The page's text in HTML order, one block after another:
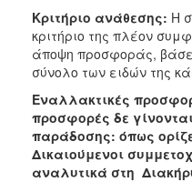
Κριτήριο ανάθεσης: Η
κριτήριο της πλέον
άποψη προσφοράς,
σύνολο των ειδών της
Εναλλακτικές
προσφορές δε
παράδοσης: όπως
Δικαιούμενοι
αναλυτικά στη